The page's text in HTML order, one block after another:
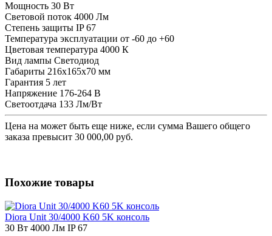
Мощность 30 Вт
Световой поток 4000 Лм
Степень защиты IP 67
Температура эксплуатации от -60 до +60
Цветовая температура 4000 К
Вид лампы Светодиод
Габариты 216х165х70 мм
Гарантия 5 лет
Напряжение 176-264 В
Светоотдача 133 Лм/Вт
Цена на может быть еще ниже, если сумма Вашего общего
заказа превысит 30 000,00 руб.
Похожие товары
Diora Unit 30/4000 K60 5K консоль
30 Вт 4000 Лм IP 67